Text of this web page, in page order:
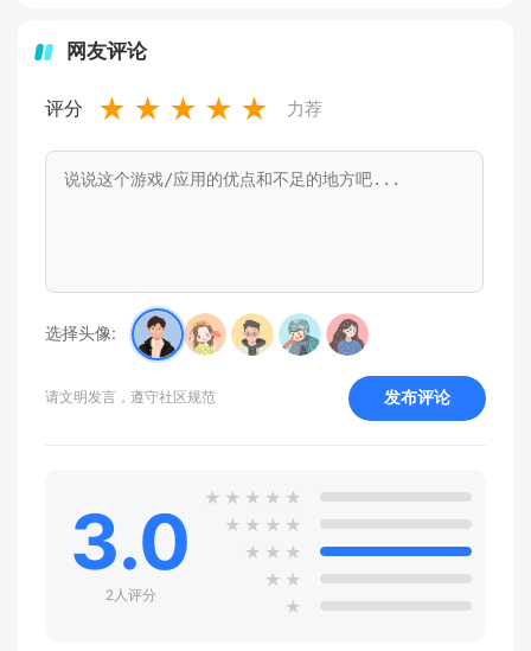
网友评论
评分 ★ ★ ★ ★ ★ 力荐
选择头像:
请文明发言，遵守社区规范 发布评论
3.0
2人评分
★ ★ ★ ★ ★
★ ★ ★ ★
★ ★ ★
★ ★
★